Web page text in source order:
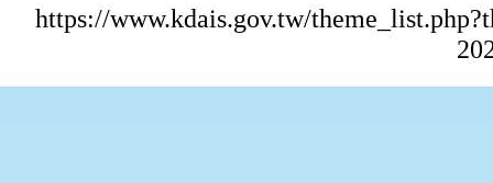
https://www.kdais.gov.tw/